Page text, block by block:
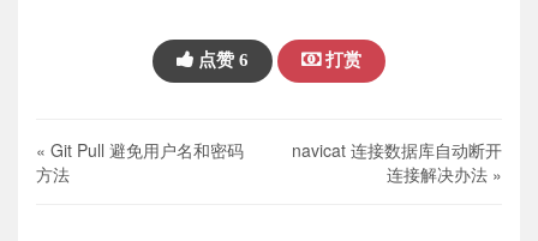
点赞 6 打赏
« Git Pull 避免用户名和密码
方法
navicat 连接数据库自动断开
连接解决办法 »